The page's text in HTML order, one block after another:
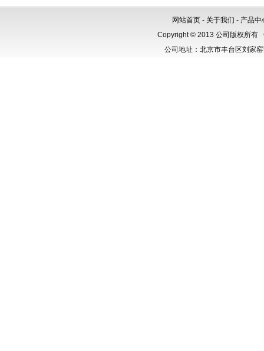
网站首页 - 关于我们 - 产品中
Copyright © 2013 公司版权所有
公司地址：北京市丰台区刘家